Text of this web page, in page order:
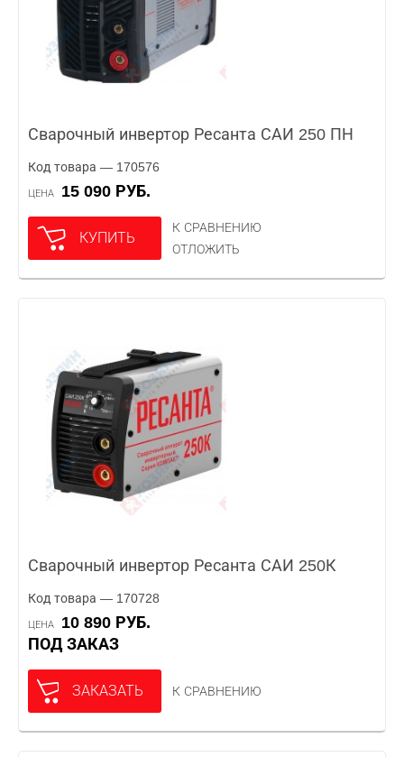
Сварочный инвертор Ресанта САИ 250 ПН
Код товара — 170576
ЦЕНА 15 090 РУБ.
КУПИТЬ
К СРАВНЕНИЮ
ОТЛОЖИТЬ
Сварочный инвертор Ресанта САИ 250К
Код товара — 170728
ЦЕНА
10 890 РУБ.
ПОД ЗАКАЗ
ЗАКАЗАТЬ К СРАВНЕНИЮ